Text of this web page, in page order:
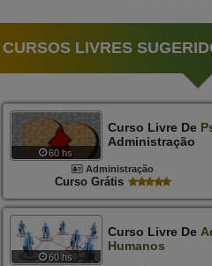
CURSOS LIVRES
60 hs
Curso Livre De
Administração
Administração
Curso Grátis
60 hs
Curso Livre De
Humanos